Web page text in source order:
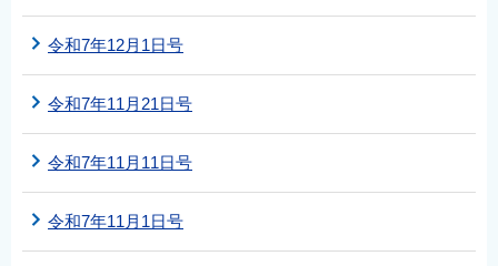
令和7年12月1日号
令和7年11月21日号
令和7年11月11日号
令和7年11月1日号